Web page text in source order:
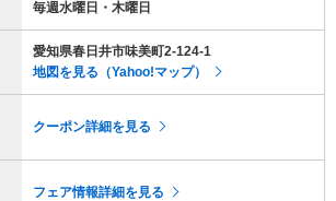
毎週水曜日・木曜日
愛知県春日井市味美町2-124-1
地図を見る（Yahoo!マップ）
クーポン詳細を見る
フェア情報詳細を見る